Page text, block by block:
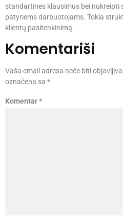
standartines klausimus bei nukreipti
patyriems darbuotojams. Tokia
klientų pasitenkinimą.
Komentariši
Vaša email adresa neće biti
označena sa *
Komentar*